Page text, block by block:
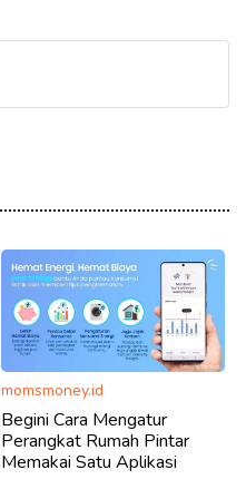
momsmoney.id
Begini Cara Mengatur
Perangkat Rumah Pintar
Memakai Satu Aplikasi